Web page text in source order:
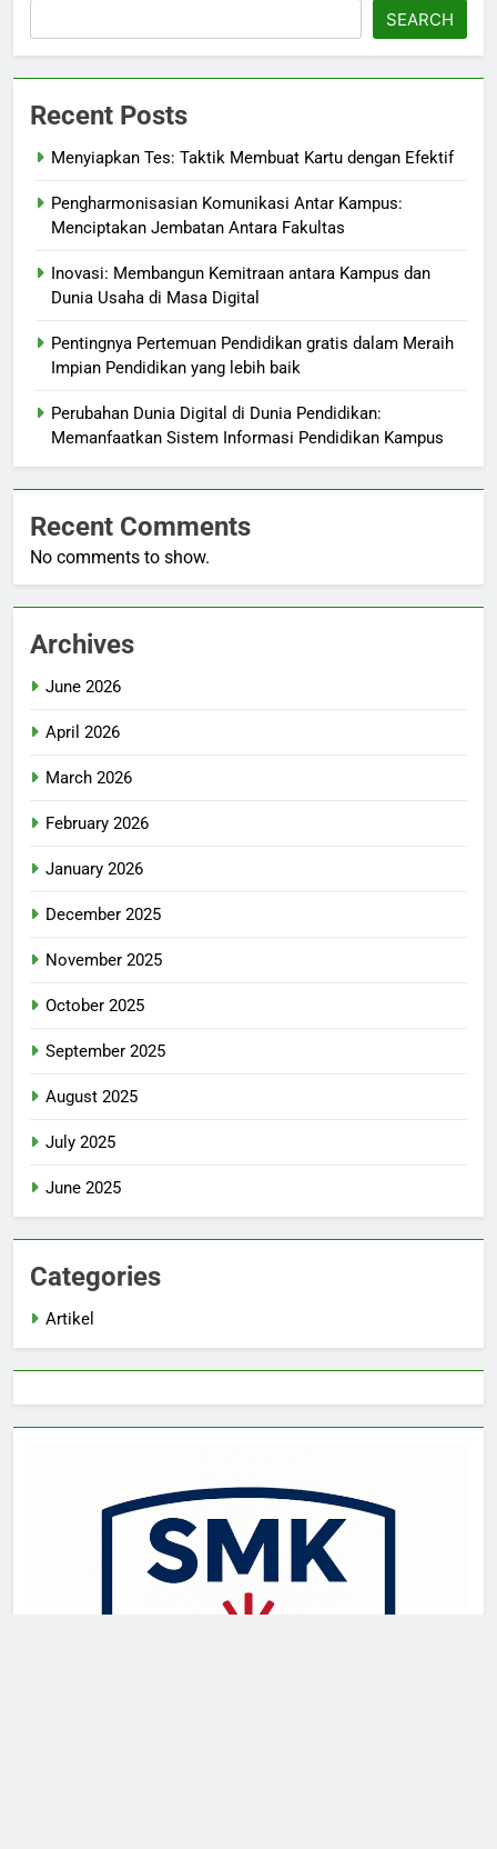
SEARCH
Recent Posts
Menyiapkan Tes: Taktik Membuat Kartu dengan Efektif
Pengharmonisasian Komunikasi Antar Kampus:
Menciptakan Jembatan Antara Fakultas
Inovasi: Membangun Kemitraan antara Kampus dan
Dunia Usaha di Masa Digital
Pentingnya Pertemuan Pendidikan gratis dalam Meraih
Impian Pendidikan yang lebih baik
Perubahan Dunia Digital di Dunia Pendidikan:
Memanfaatkan Sistem Informasi Pendidikan Kampus
Recent Comments
No comments to show.
Archives
June 2026
April 2026
March 2026
February 2026
January 2026
December 2025
November 2025
October 2025
September 2025
August 2025
July 2025
June 2025
Categories
Artikel